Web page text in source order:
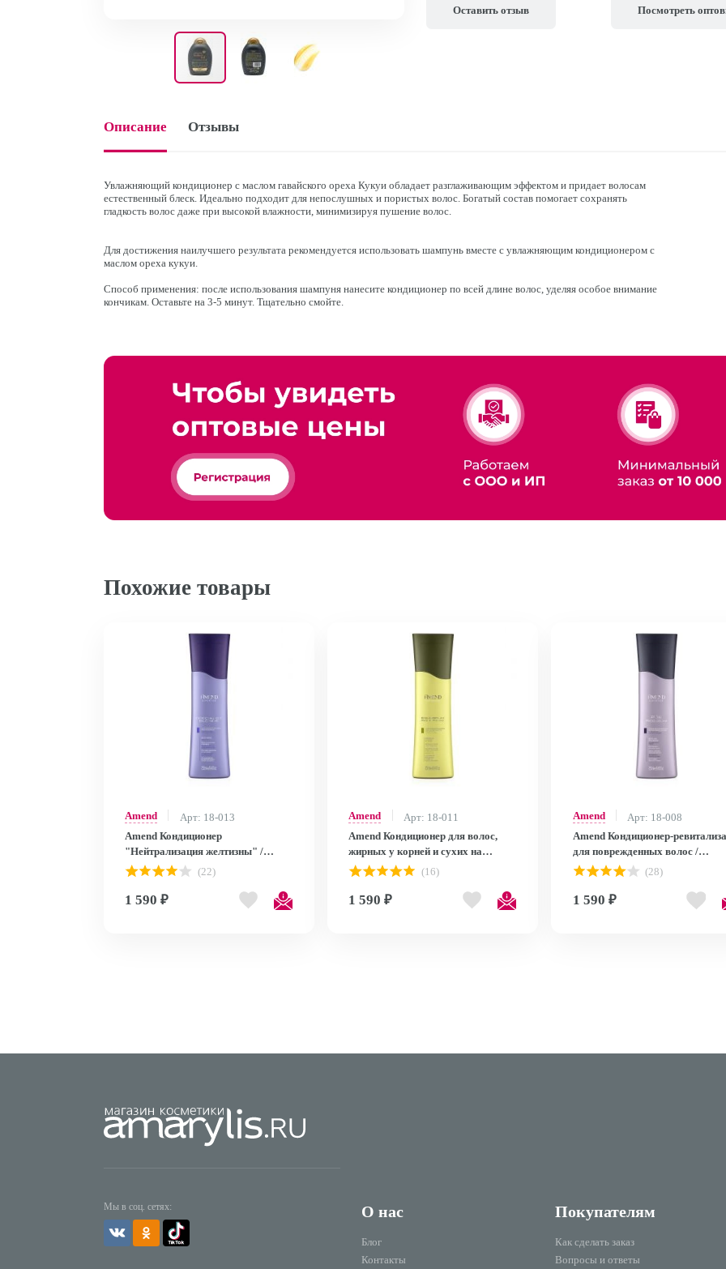
Оставить отзыв Посмотреть
Описание Отзывы
Увлажняющий кондиционер с маслом гавайского ореха Кукуи обладает разглаживающим эффектом и придает волосам
естественный блеск. Идеально подходит для непослушных и пористых волос. Богатый состав помогает сохранять
гладкость волос даже при высокой влажности, минимизируя пушение волос.
Для достижения наилучшего результата рекомендуется использовать шампунь вместе с увлажняющим кондиционером с
маслом ореха кукуи.
Способ применения: после использования шампуня нанесите кондиционер по всей длине волос, уделяя особое внимание
кончикам. Оставьте на 3-5 минут. Тщательно смойте.
Похожие товары
Amend
Арт: 18-013
Amend Кондиционер
"Нейтрализация желтизны" /
Conditioner Neutralizing Specialist
(22)
1 590 ₽
Amend
Арт: 18-011
Amend Кондиционер для волос,
жирных у корней и сухих на
кончиках / Balancing Conditioner
Equilibrium Raiz e Pontas 250 мл
(16)
1 590 ₽
Amend
Арт: 18-008
Amend Кондиционер-
для поврежденных волос /
Intensifier Conditioner 250 мл
(28)
1 590 ₽
Мы в соц. сетях: О нас
Блог
Контакты
Покупателям
Как сделать заказ
Вопросы и ответы